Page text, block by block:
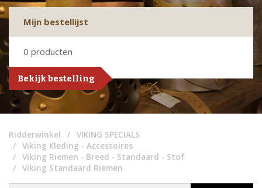
Mijn bestellijst
0 producten
Bekijk bestelling
Ridderwinkel
VIKING SPECIALS
Viking Kleding - Accessoires
Viking Riemen - Breed - Standaard - Stof
Viking Standaard Riemen